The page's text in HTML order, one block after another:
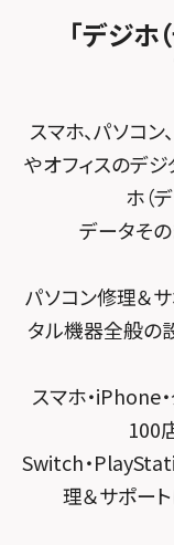
スマホスピ
スマホスピタ
スマホスピタ
スマホスピタ
スマホスピタ
スマホスピタ
スマホスピタ
スマホスピタ
スマホスピタ
スマホスピ
スマホスピ
スマホスピ
スマホスピタ
スマホスピタ
スマホスピ
スマホスピタ
スマホスピタ
スマホスピタ
スマホスピタ
スマホスピ
MacBook修理
FCNTスマート
「デジホ
スマホ、パソコン
やオフィスのデ
ホ（
データその
パソコン修理＆サ
タル機器全般の
スマホ・iPhone
100
Switch・
理＆サポー